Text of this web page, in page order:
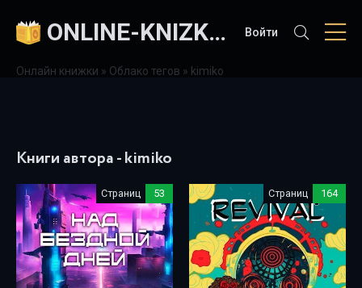
ONLINE-KNIZKI.COM Войти
Онлайн книжки » Облако тегов » kimiko
Книги автора - kimiko
Страниц 53 Страниц 164